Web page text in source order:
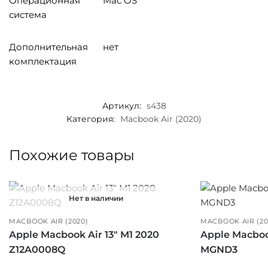
система
Дополнительная
комплектация
нет
Артикул: s438
Категория: Macbook Air (2020)
Похожие товары
Нет в наличии
MACBOOK AIR (2020)
Apple Macbook Air 13″ M1 2020
Z12A0008Q
MACBOOK AIR
Apple
MGND3